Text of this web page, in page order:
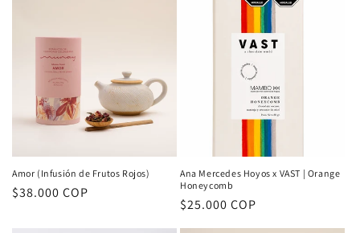
:
Amor (Infusión de Frutos Rojos)
Precio
$38.000 COP
Ana Mercedes Hoyos x VAST | Orange
Honeycomb
Precio
$25.000 COP